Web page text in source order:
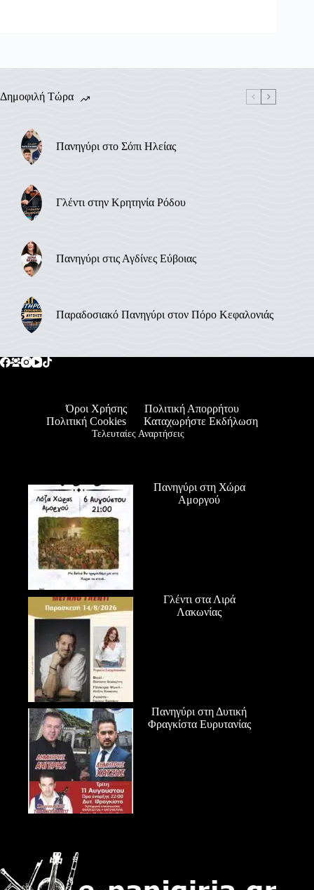
Δημοφιλή Τώρα
Πανηγύρι στο Σόπι Ηλείας
Γλέντι στην Κρητηνία Ρόδου
Πανηγύρι στις Αγδίνες Εύβοιας
Παραδοσιακό Πανηγύρι στον Πόρο Κεφαλονιάς
Όροι Χρήσης
Πολιτική Απορρήτου
Πολιτική Cookies
Καταχωρήστε Εκδήλωση
Τελευταίες Αναρτήσεις
Πανηγύρι στη Χώρα
Αμοργού
Γλέντι στα Λιρά
Λακωνίας
Πανηγύρι στη Δυτική
Φραγκίστα Ευρυτανίας